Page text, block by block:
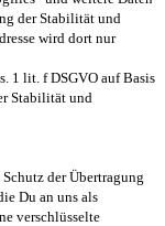
der Stabilität und
wird dort nur
1 lit. f DSGVO auf Basis
Stabilität und
der Übertragung
Du an uns als
verschlüsselte